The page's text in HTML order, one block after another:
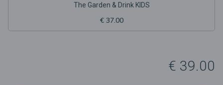
The Garden & Drink KIDS
€ 37.00
€ 39.00